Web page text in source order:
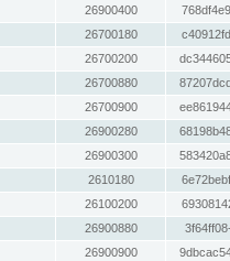
26900400
26700180
26700200
26700880
26700900
26900280
26900300
2610180
26100200
26900880
26900900